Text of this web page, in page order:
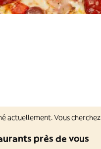
actuellement. Vous
près de vous